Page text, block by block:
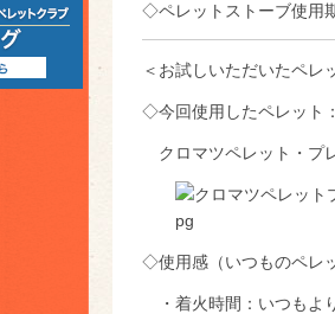
◇ペレットストーブ使用
＜お試しいただいたペレ
◇今回使用したペレット
クロマツペレット・プ
◇使用感（いつものペレ
・着火時間：いつもよ